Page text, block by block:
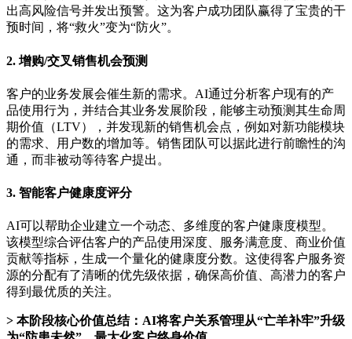
出高风险信号并发出预警。这为客户成功团队赢得了宝贵的干
预时间，将“救火”变为“防火”。
2. 增购/交叉销售机会预测
客户的业务发展会催生新的需求。AI通过分析客户现有的产
品使用行为，并结合其业务发展阶段，能够主动预测其生命周
期价值（LTV），并发现新的销售机会点，例如对新功能模块
的需求、用户数的增加等。销售团队可以据此进行前瞻性的沟
通，而非被动等待客户提出。
3. 智能客户健康度评分
AI可以帮助企业建立一个动态、多维度的客户健康度模型。
该模型综合评估客户的产品使用深度、服务满意度、商业价值
贡献等指标，生成一个量化的健康度分数。这使得客户服务资
源的分配有了清晰的优先级依据，确保高价值、高潜力的客户
得到最优质的关注。
> 本阶段核心价值总结：AI将客户关系管理从“亡羊补牢”升级